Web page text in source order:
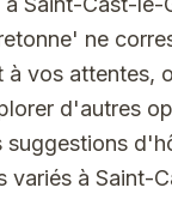
ne
à vos attentes,
d'autres
suggestions
variés à Saint-